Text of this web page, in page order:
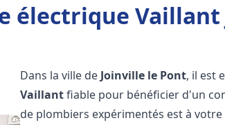
électrique
Dans la ville de Joinville le Pont, il est
Vaillantfiable pour bénéficier d'un
de plombiers expérimentés est à